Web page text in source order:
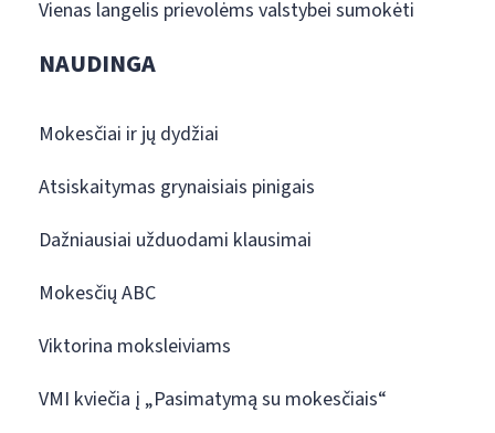
Vienas langelis prievolėms valstybei sumokėti
NAUDINGA
Mokesčiai ir jų dydžiai
Atsiskaitymas grynaisiais pinigais
Dažniausiai užduodami klausimai
Mokesčių ABC
Viktorina moksleiviams
VMI kviečia į „Pasimatymą su mokesčiais“